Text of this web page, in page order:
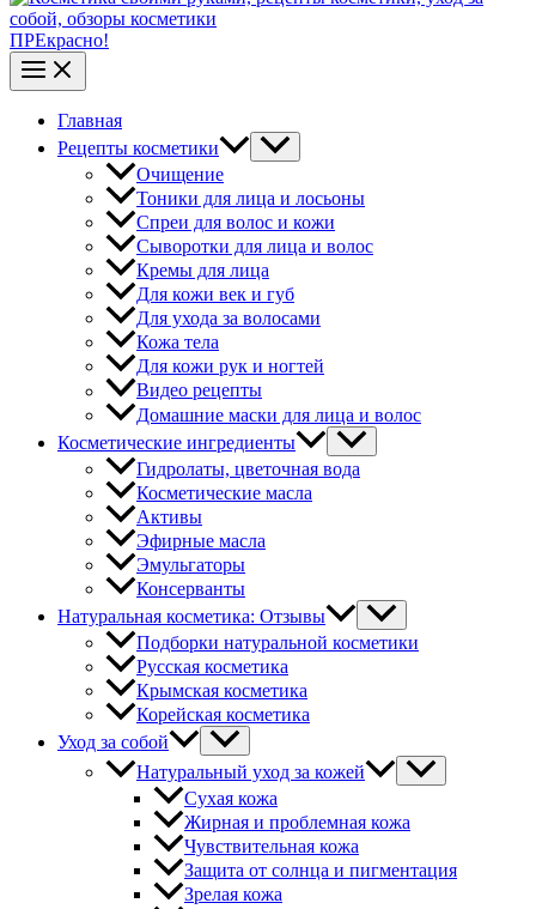
ПРЕкрасно!
Главная
Рецепты косметики
Очищение
Тоники для лица и лосьоны
Спреи для волос и кожи
Сыворотки для лица и волос
Кремы для лица
Для кожи век и губ
Для ухода за волосами
Кожа тела
Для кожи рук и ногтей
Видео рецепты
Домашние маски для лица и волос
Косметические ингредиенты
Гидролаты, цветочная вода
Косметические масла
Активы
Эфирные масла
Эмульгаторы
Консерванты
Натуральная косметика: Отзывы
Подборки натуральной косметики
Русская косметика
Крымская косметика
Корейская косметика
Уход за собой
Натуральный уход за кожей
Сухая кожа
Жирная и проблемная кожа
Чувствительная кожа
Защита от солнца и пигментация
Зрелая кожа